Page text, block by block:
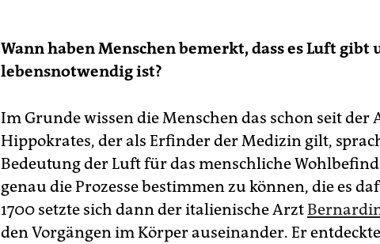
Wann haben Menschen bemerkt, dass es Luft gibt
lebensnotwendig ist?
Im Grunde wissen die Menschen das schon seit der
Hippokrates, der als Erfinder der Medizin gilt,
Bedeutung der Luft für das menschliche
genau die Prozesse bestimmen zu können, die es
1700 setzte sich dann der italienische Arzt
den Vorgängen im Körper auseinander. Er